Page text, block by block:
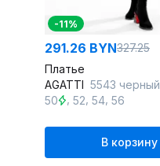
-11%
291.26 BYN327.25
Платье
AGATTI 5543 черный
50
,52 ,54 ,56
В корзину